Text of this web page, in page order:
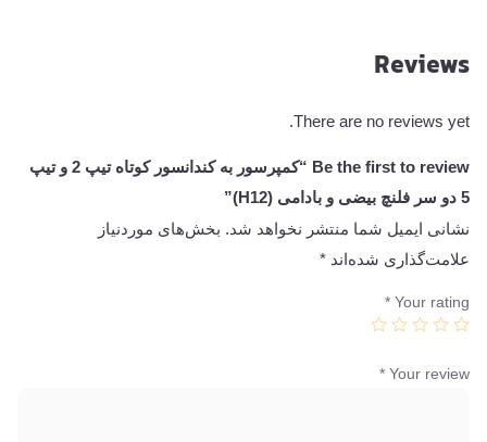
Reviews
There are no reviews yet.
Be the first to review “کمپرسور به کندانسور کوتاه تیپ 2 و تیپ
5 دو سر فلنچ بیضی و بادامی (H12)”
نشانی ایمیل شما منتشر نخواهد شد. بخش‌های موردنیاز
علامت‌گذاری شده‌اند *
Your rating
*
Your review
*